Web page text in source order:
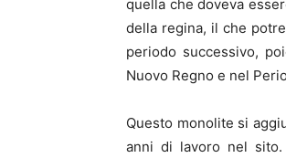
quella che doveva
della regina, il che
periodo successivo,
Nuovo Regno e nel
Questo monolite si
anni di lavoro nel